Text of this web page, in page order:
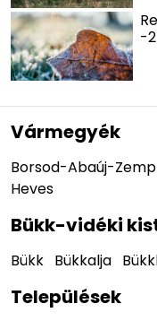
-
Vármegyék
Borsod-Abaúj-
Heves
Bükk-vidéki
Bükk Bükkalja
Települések